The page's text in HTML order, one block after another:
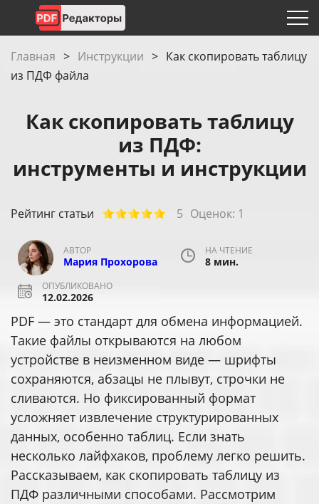
Главная > Инструкции > Как скопировать таблицу
из ПДФ файла
Как скопировать таблицу
из ПДФ:
инструменты и инструкции
Рейтинг статьи 5 Оценок: 1
АВТОР
Мария Прохорова
НА ЧТЕНИЕ
8 мин.
ОПУБЛИКОВАНО
12.02.2026
PDF — это стандарт для обмена информацией.
Такие файлы открываются на любом
устройстве в неизменном виде — шрифты
сохраняются, абзацы не плывут, строчки не
сливаются. Но фиксированный формат
усложняет извлечение структурированных
данных, особенно таблиц. Если знать
несколько лайфхаков, проблему легко решить.
Рассказываем, как скопировать таблицу из
ПДФ различными способами. Рассмотрим